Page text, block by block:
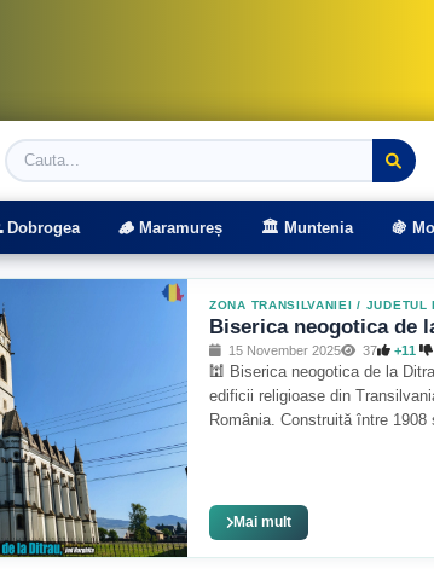
Turistice | Trasee montane
Dobrogea 🪵 Maramureș 🏛️ Muntenia 🍇
ZONA TRANSILVANIEI / JUDETUL
Biserica neogotica de
15 November 2025 37 +11
🕍 Biserica neogotica de la
edificii religioase din
România. Construită între 1908
Mai mult